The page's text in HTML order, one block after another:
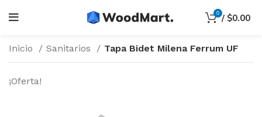
0 / $0.00
Inicio Sanitarios Tapa Bidet Milena Ferrum UF
¡Oferta!